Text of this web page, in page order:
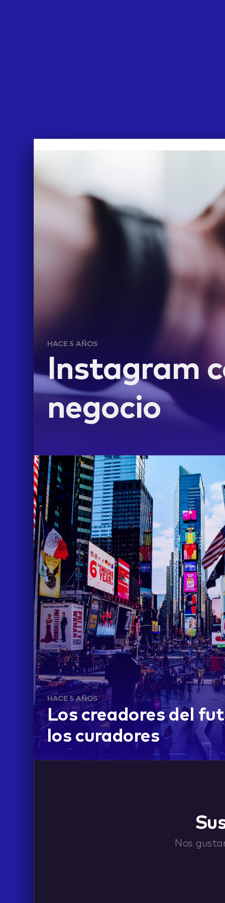
HACE 5 AÑOS
Instagram
negocio
HACE 5 AÑOS
Los creadores del
los curadores
Nos
LIFE
IDEAS